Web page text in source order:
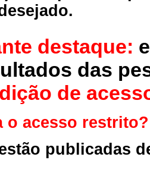
destaque:
das
de
o acesso restrito?
publicadas